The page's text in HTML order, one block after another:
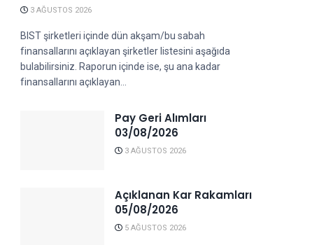
3 AĞUSTOS 2026
BIST şirketleri içinde dün akşam/bu sabah
finansallarını açıklayan şirketler listesini aşağıda
bulabilirsiniz. Raporun içinde ise, şu ana kadar
finansallarını açıklayan...
Pay Geri Alımları
03/08/2026
3 AĞUSTOS 2026
Açıklanan Kar Rakamları
05/08/2026
5 AĞUSTOS 2026